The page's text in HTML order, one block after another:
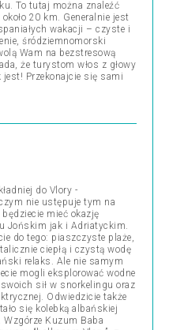
To tutaj można znaleźć
20 km. Generalnie jest
wakacji – czyste i
śródziemnomorski
Wam na bezstresową
że turystom włos z głowy
Przekonajcie się sami
do Vlory -
nie ustępuje tym na
mieć okazję
Jońskim jak i Adriatyckim.
do tego: piaszczyste plaże,
ciepłą i czystą wodę
relaks. Ale nie samym
mogli eksplorować wodne
sił w snorkelingu oraz
Odwiedzicie także
się kolebką albańskiej
Kuzum Baba